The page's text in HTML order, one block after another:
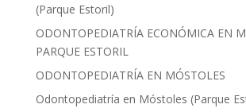
(Parque Estoril)
ODONTOPEDIATRÍA ECONÓMICA EN
PARQUE ESTORIL
ODONTOPEDIATRÍA EN MÓSTOLES
Odontopediatría en Móstoles (Parque